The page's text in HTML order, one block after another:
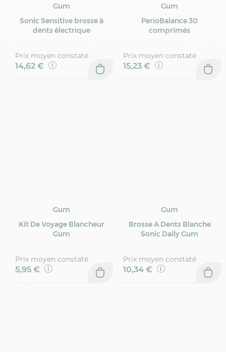
Gum
Sonic Sensitive brosse à
dents électrique
Prix moyen constaté
14,62 €
Gum
PerioBalance 30
comprimés
Prix moyen constaté
15,23 €
Gum
Kit De Voyage Blancheur
Gum
Prix moyen constaté
5,95 €
Gum
Brosse A Dents Blanche
Sonic Daily Gum
Prix moyen constaté
10,34 €